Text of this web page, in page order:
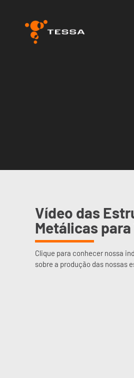
Vídeo das
Metálicas para
Clique para conhecer nossa
sobre a produção das nossas